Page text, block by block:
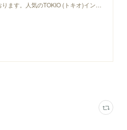
ます。人気のTOKIO (トキオ)イン…